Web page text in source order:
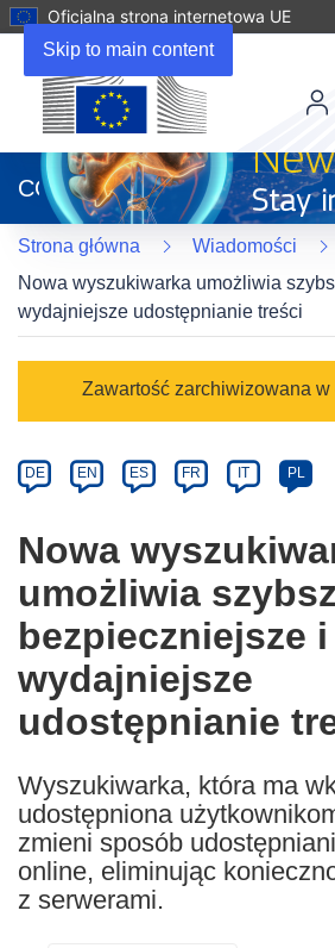
Skip to main content
Oficjalna strona internetowa UE
otworzy
się
w
nowym
oknie)
CORDIS
Strona główna
Wiadomości
Nowa wyszukiwarka umożliwia
wydajniejsze udostępnianie treści
Category
Zawartość zarchiwizowana
Article
available
the
following
languages:
DE EN ES FR IT PL
Nowa
umożliwia
bezpieczniejsze i
wydajniejsze
udostępnianie
Wyszukiwarka, która ma
udostępniona
zmieni sposób
online, eliminując
z serwerami.